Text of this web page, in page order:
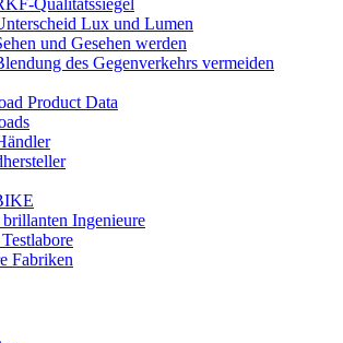
Qualitätssiegel
Lux und Lumen
und Gesehen werden
des Gegenverkehrs vermeiden
Product Data
brillanten Ingenieure
Fabriken